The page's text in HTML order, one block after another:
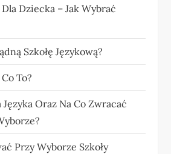
Dla Dziecka – Jak Wybrać
Szkołę Językową?
To?
Języka Oraz Na Co Zwracać
Przy Wyborze Szkoły